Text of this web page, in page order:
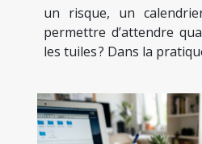
un risque, un
permettre d’attendre
les tuiles ? Dans la